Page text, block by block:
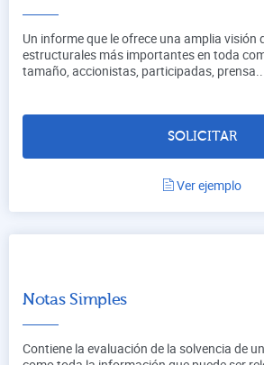
Un informe que le ofrece una amplia visión
estructurales más importantes en toda
tamaño, accionistas, participadas, prensa...
SOLICITAR
Ver ejemplo
Notas Simples
Contiene la evaluación de la solvencia de